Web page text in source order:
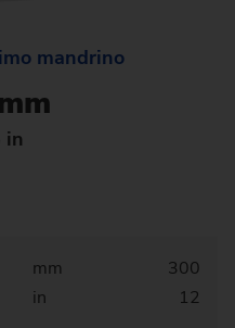
mandrino
in
mm
in
300
12